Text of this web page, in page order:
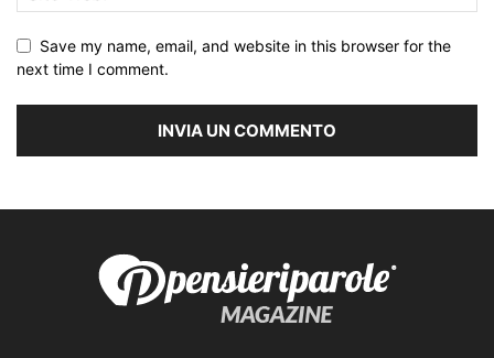
Save my name, email, and website in this browser for the
next time I comment.